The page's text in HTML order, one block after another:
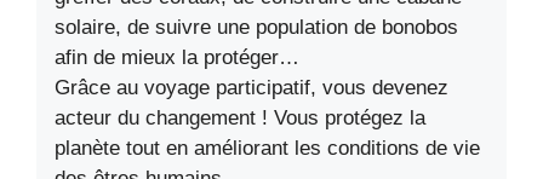
solaire, de suivre une population de bonobos
afin de mieux la protéger…
Grâce au voyage participatif, vous devenez
acteur du changement ! Vous protégez la
planète tout en améliorant les conditions de vie